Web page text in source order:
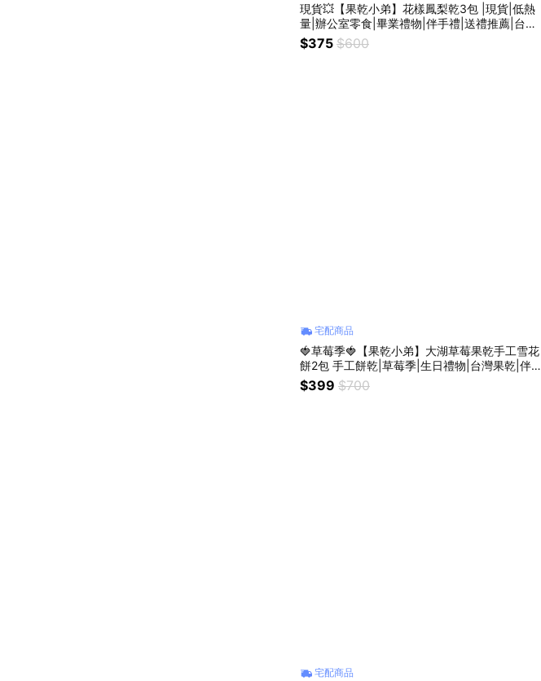
現貨💥【果乾小弟】花樣鳳梨乾3包 |現貨|低熱
量|辦公室零食|畢業禮物|伴手禮|送禮推薦|台灣
名產|生日禮物|為你打氣|母親節
$375 $600
宅配商品
🍓草莓季🍓【果乾小弟】大湖草莓果乾手工雪花
餅2包 手工餅乾|草莓季|生日禮物|台灣果乾|伴手
禮
$399 $700
宅配商品